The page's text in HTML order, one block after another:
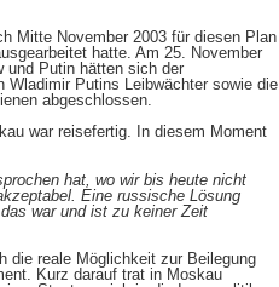
Mitte November 2003 für diesen Plan
hatte. Am 25. November
und Putin hätten sich der
Wladimir Putins Leibwächter sowie die
abgeschlossen.
war reisefertig. In diesem Moment
hat, wo wir bis heute nicht
Eine russische Lösung
war und ist zu keiner Zeit
die reale Möglichkeit zur Beilegung
Kurz darauf trat in Moskau